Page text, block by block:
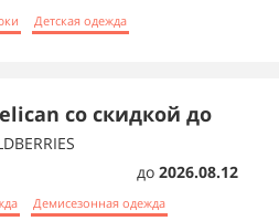
Детская одежда
со скидкой до
до 2026.08.12
Демисезонная одежда